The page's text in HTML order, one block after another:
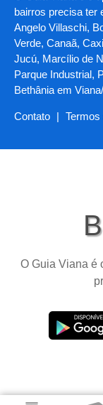
bairros precisa ter
Angelo Villaschi,
Verde, Canaã,
Jucú, Marcílio de
Parque Industrial,
Bethânia em
Contato |
O Guia Viana é